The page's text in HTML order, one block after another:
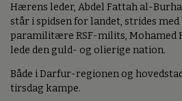
Hærens leder, Abdel Fattah al-
står i spidsen for landet, strides med
paramilitære RSF-milits, Mohamed
lede den guld- og olierige nation.
Både i Darfur-regionen og
tirsdag kampe.